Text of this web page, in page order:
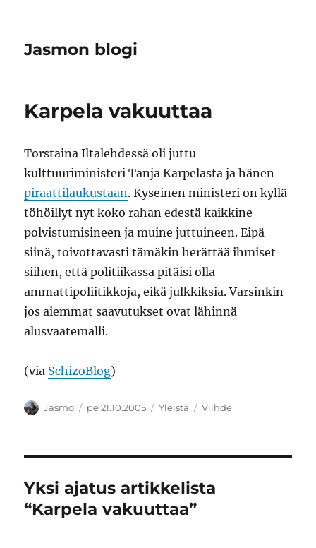
Jasmon blogi
Karpela vakuuttaa
Torstaina Iltalehdessä oli juttu
kulttuuriministeri Tanja Karpelasta ja hänen
piraattilaukustaan. Kyseinen ministeri on kyllä
töhöillyt nyt koko rahan edestä kaikkine
polvistumisineen ja muine juttuineen. Eipä
siinä, toivottavasti tämäkin herättää ihmiset
siihen, että politiikassa pitäisi olla
ammattipoliitikkoja, eikä julkkiksia. Varsinkin
jos aiemmat saavutukset ovat lähinnä
alusvaatemalli.
(via SchizoBlog)
Kirjoittaja
Jasmo Julkaistu
pe 21.10.2005 Kategoriat
Yleistä Avainsanat
Viihde
Yksi ajatus artikkelista
“Karpela vakuuttaa”